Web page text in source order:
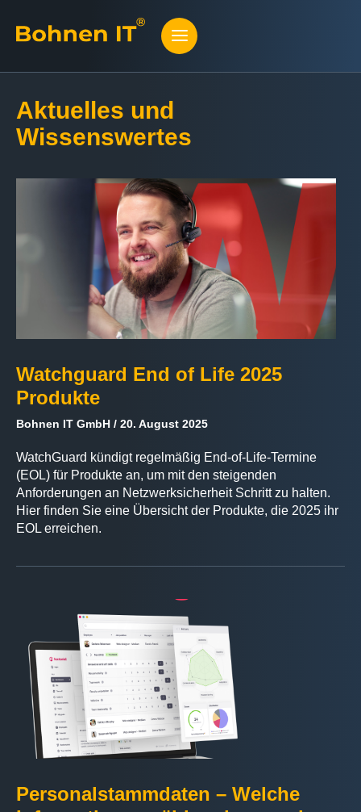
Aktuelles und
Wissenswertes
Watchguard End of Life 2025
Produkte
Bohnen IT GmbH 20. August 2025
WatchGuard kündigt regelmäßig End-of-Life-Termine
(EOL) für Produkte an, um mit den steigenden
Anforderungen an Netzwerksicherheit Schritt zu halten.
Hier finden Sie eine Übersicht der Produkte, die 2025 ihr
EOL erreichen.
Personalstammdaten – Welche